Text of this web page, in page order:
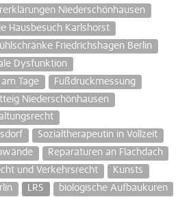
Niederschönhausen
Hausbesuch Karlshorst
Friedrichshagen Berlin
Dysfunktion
Tage
Fußdruckmessung
Niederschönhausen
Sozialtherapeutin in Vollzeit
Reparaturen an Flachdach
und Verkehrsrecht
Kunsts
LRS
biologische Aufbaukuren